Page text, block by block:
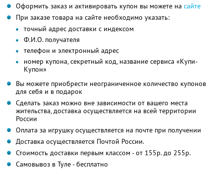
Оформить заказ и активировать купон вы можете на сайте
При заказе товара на сайте необходимо указать:
точный адрес доставки с индексом
Ф.И.О. получателя
телефон и электронный адрес
номер купона, секретный код, название сервиса «Купи-
Купон»
Вы можете приобрести неограниченное количество купонов
для себя и в подарок
Сделать заказ можно вне зависимости от вашего места
жительства, доставка осуществляется на всей территории
России
Оплата за игрушку осуществляется на почте при получении
Доставка осуществляется Почтой России.
Стоимость доставки первым классом - от 155р. до 255р.
Самовывоз в Туле - бесплатно